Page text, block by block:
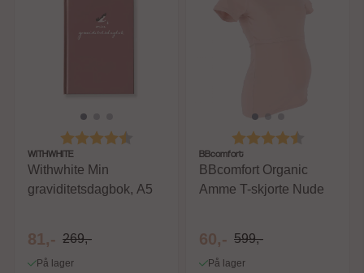
Karakter:
WITHWHITE
Withwhite Min
graviditetsdagbok, A5
81,- 269,-
På lager
Karakter:
BBcomfort
BBcomfort Organic
Amme T-skjorte Nude
60,- 599,-
På lager